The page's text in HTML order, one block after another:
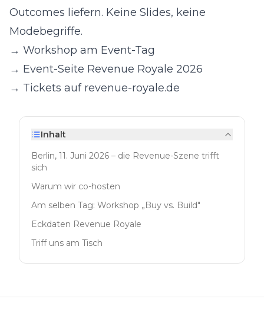
Outcomes liefern. Keine Slides, keine
Modebegriffe.
→ Workshop am Event-Tag
→ Event-Seite Revenue Royale 2026
→ Tickets auf revenue-royale.de
Inhalt
Berlin, 11. Juni 2026 – die Revenue-Szene trifft
sich
Warum wir co-hosten
Am selben Tag: Workshop „Buy vs. Build"
Eckdaten Revenue Royale
Triff uns am Tisch